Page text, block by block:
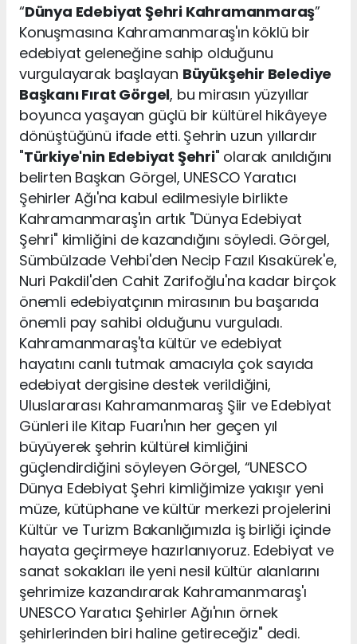
“Dünya Edebiyat Şehri Kahramanmaraş”
Konuşmasına Kahramanmaraş'ın köklü bir
edebiyat geleneğine sahip olduğunu
vurgulayarak başlayan Büyükşehir Belediye
Başkanı Fırat Görgel, bu mirasın yüzyıllar
boyunca yaşayan güçlü bir kültürel hikâyeye
dönüştüğünü ifade etti. Şehrin uzun yıllardır
"Türkiye'nin Edebiyat Şehri" olarak anıldığını
belirten Başkan Görgel, UNESCO Yaratıcı
Şehirler Ağı'na kabul edilmesiyle birlikte
Kahramanmaraş'ın artık "Dünya Edebiyat
Şehri" kimliğini de kazandığını söyledi. Görgel,
Sümbülzade Vehbi'den Necip Fazıl Kısakürek'e,
Nuri Pakdil'den Cahit Zarifoğlu'na kadar birçok
önemli edebiyatçının mirasının bu başarıda
önemli pay sahibi olduğunu vurguladı.
Kahramanmaraş'ta kültür ve edebiyat
hayatını canlı tutmak amacıyla çok sayıda
edebiyat dergisine destek verildiğini,
Uluslararası Kahramanmaraş Şiir ve Edebiyat
Günleri ile Kitap Fuarı'nın her geçen yıl
büyüyerek şehrin kültürel kimliğini
güçlendirdiğini söyleyen Görgel, “UNESCO
Dünya Edebiyat Şehri kimliğimize yakışır yeni
müze, kütüphane ve kültür merkezi projelerini
Kültür ve Turizm Bakanlığımızla iş birliği içinde
hayata geçirmeye hazırlanıyoruz. Edebiyat ve
sanat sokakları ile yeni nesil kültür alanlarını
şehrimize kazandırarak Kahramanmaraş'ı
UNESCO Yaratıcı Şehirler Ağı'nın örnek
şehirlerinden biri haline getireceğiz" dedi.